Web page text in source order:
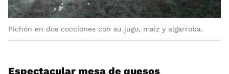
Pichón en dos cocciones con su jugo, maíz y algarroba.
Espectacular mesa de quesos